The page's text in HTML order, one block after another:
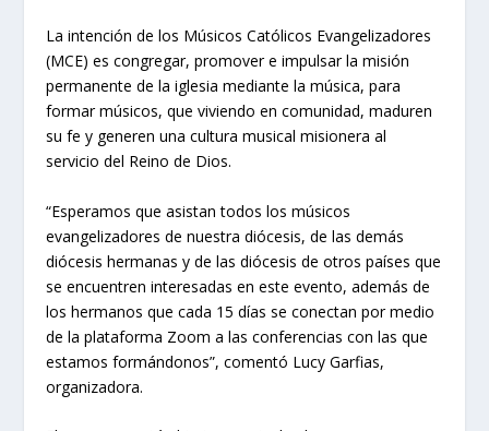
La intención de los Músicos Católicos Evangelizadores
(MCE) es congregar, promover e impulsar la misión
permanente de la iglesia mediante la música, para
formar músicos, que viviendo en comunidad, maduren
su fe y generen una cultura musical misionera al
servicio del Reino de Dios.
“Esperamos que asistan todos los músicos
evangelizadores de nuestra diócesis, de las demás
diócesis hermanas y de las diócesis de otros países que
se encuentren interesadas en este evento, además de
los hermanos que cada 15 días se conectan por medio
de la plataforma Zoom a las conferencias con las que
estamos formándonos”, comentó Lucy Garfias,
organizadora.